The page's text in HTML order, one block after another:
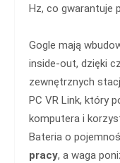
Hz, co gwarantuje
Gogle mają
inside-out, dzięki
zewnętrznych
PC VR Link, który
komputera i
Bateria o
pracy, a waga